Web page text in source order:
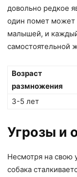
довольно редкое
один помет может
малышей, и
самостоятельной
Возраст
размножения
3-5 лет
Угрозы и
Несмотря на
собака